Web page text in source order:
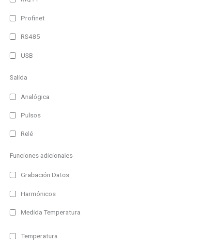
Profinet
RS485
USB
Salida
Analógica
Pulsos
Relé
Funciones adicionales
Grabación Datos
Harmónicos
Medida Temperatura
Temperatura